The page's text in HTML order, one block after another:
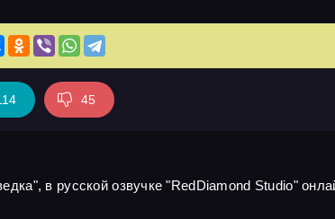
45
в русской озвучке "RedDiamond Studio"